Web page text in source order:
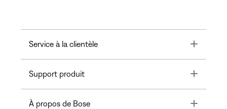
Service à la clientèle Toggle
Support produit Toggle
À propos de Bose Toggle